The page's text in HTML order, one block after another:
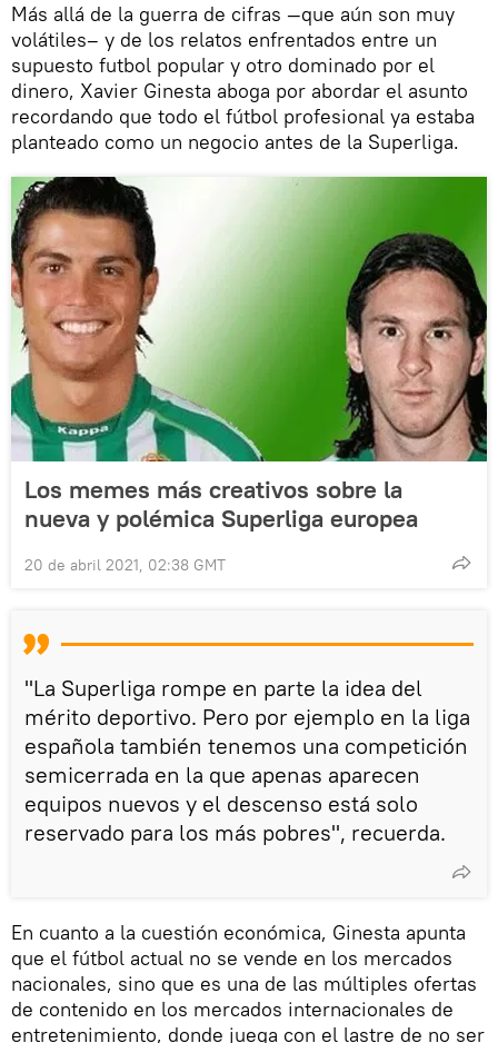
Más allá de la guerra de cifras —que aún son muy
volátiles– y de los relatos enfrentados entre un
supuesto futbol popular y otro dominado por el
dinero, Xavier Ginesta aboga por abordar el asunto
recordando que todo el fútbol profesional ya estaba
planteado como un negocio antes de la Superliga.
Los memes más creativos sobre la
nueva y polémica Superliga europea
20 de abril 2021, 02:38 GMT
"La Superliga rompe en parte la idea del
mérito deportivo. Pero por ejemplo en la liga
española también tenemos una competición
semicerrada en la que apenas aparecen
equipos nuevos y el descenso está solo
reservado para los más pobres", recuerda.
En cuanto a la cuestión económica, Ginesta apunta
que el fútbol actual no se vende en los mercados
nacionales, sino que es una de las múltiples ofertas
de contenido en los mercados internacionales de
entretenimiento, donde juega con el lastre de no ser